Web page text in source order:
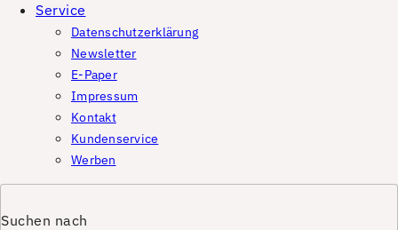
Service
Datenschutzerklärung
Newsletter
E-Paper
Impressum
Kontakt
Kundenservice
Werben
Suchen nach